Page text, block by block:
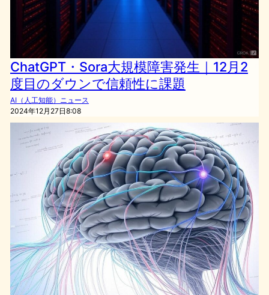
ChatGPT・Sora大規模障害発生｜12月2
度目のダウンで信頼性に課題
AI（人工知能）ニュース
2024年12月27日8:08